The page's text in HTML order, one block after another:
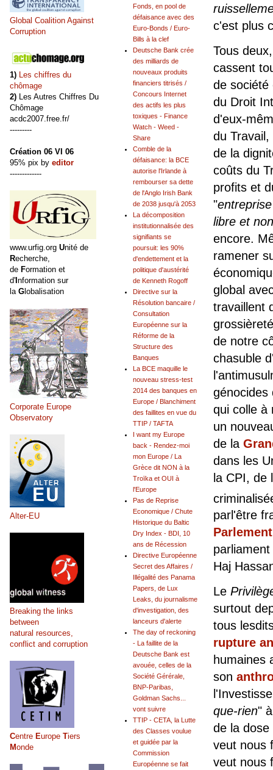
c'est plus
Tous
cassent
de société
du Droit
d'eux-
du
de la
coûts du
profits et
"
libre et
encore.
ramener
global
travaillent
de notre
chasuble
qui colle
un
de la
dans les
la CPI, de
parl'être
Haj
Le
surtout
tous
rupture
humaines
son
que-rien"
de la
veut nous
veut nous
Fonds, en pool de
défaisance avec des
Euro-Bonds / Euro-
Bills à la clef
Deutsche Bank crée
des milliards de
nouveaux produits
financiers titrisés /
Concours Internet
des actifs les plus
toxiques - Finance
Watch - Weed -
Share
Comble de la
défaisance: la BCE
autorise l'Irlande à
rembourser sa dette
de l'Anglo Irish Bank
de 2038 jusqu'à 2053
La décomposition
institutionnalisée des
signifiants se
poursuit: les 90%
d'endettement et la
politique d'austérité
de Kenneth Rogoff
Directive sur la
Résolution bancaire /
Consultation
Européenne sur la
Réforme de la
Structure des
Banques
La BCE maquille le
nouveau stress-test
2014 des banques en
Europe / Blanchiment
des faillites en vue du
TTIP / TAFTA
I want my Europe
back - Rendez-moi
mon Europe / La
Grèce dit NON à la
Troïka et OUI à
l'Europe
Pas de Reprise
Economique / Chute
Historique du Baltic
Dry Index - BDI, 10
ans de Récession
Directive Européenne
Secret des Affaires /
Illégalité des Panama
Papers, de Lux
Leaks, du journalisme
d'investigation, des
lanceurs d'alerte
The day of reckoning
- La faillite de la
Deutsche Bank est
avouée, celles de la
Société Gérérale,
BNP-Paribas,
Goldman Sachs...
vont suivre
TTIP - CETA, la Lutte
des Classes voulue
et guidée par la
Commission
Européenne se fait
Global Coalition Against
Corruption
1) Les chiffres du
chômage
2) Les Autres Chiffres Du
Chômage
acdc2007.free.fr/
---------
Création 06 VI 06
95% pix by editor
-------------
www.urfig.org Unité de
Recherche,
de Formation et
d'Information sur
la Globalisation
Corporate Europe
Observatory
Alter-EU
Breaking the links
between
natural resources,
conflict and corruption
Centre Europe Tiers
Monde